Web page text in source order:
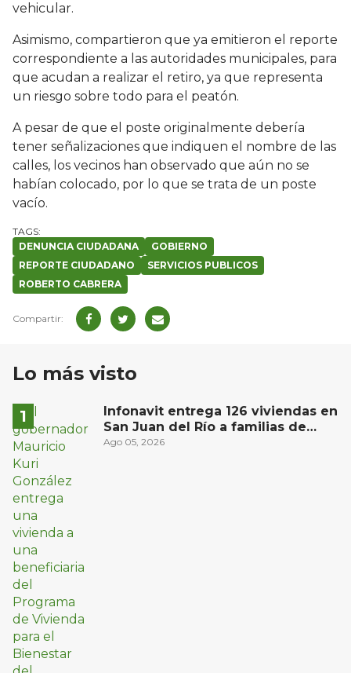
vehicular.
Asimismo, compartieron que ya emitieron el reporte
correspondiente a las autoridades municipales, para
que acudan a realizar el retiro, ya que representa
un riesgo sobre todo para el peatón.
A pesar de que el poste originalmente debería
tener señalizaciones que indiquen el nombre de las
calles, los vecinos han observado que aún no se
habían colocado, por lo que se trata de un poste
vacío.
DENUNCIA CIUDADANA
GOBIERNO
REPORTE CIUDADANO
SERVICIOS PUBLICOS
ROBERTO CABRERA
Lo más visto
Infonavit entrega 126 viviendas en
San Juan del Río a familias de
bajos ingresos
Ago 05, 2026